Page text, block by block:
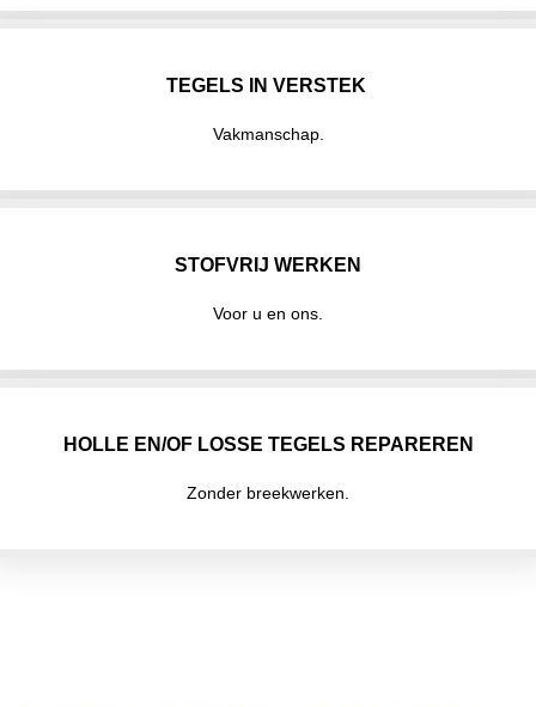
TEGELS IN VERSTEK
Vakmanschap.
STOFVRIJ WERKEN
Voor u en ons.
HOLLE EN/OF LOSSE TEGELS REPAREREN
Zonder breekwerken.